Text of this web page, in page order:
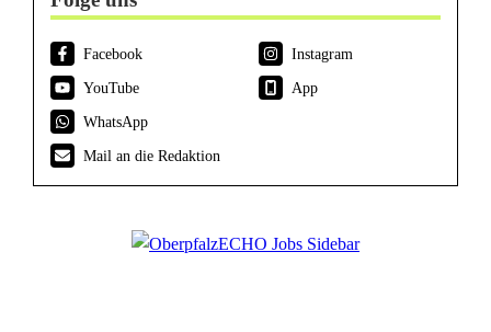
Facebook
Instagram
YouTube
App
WhatsApp
Mail an die Redaktion